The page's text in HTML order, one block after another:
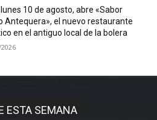
lunes 10 de agosto, abre «Sabor
Antequera», el nuevo restaurante
en el antiguo local de la bolera
ESTA SEMANA